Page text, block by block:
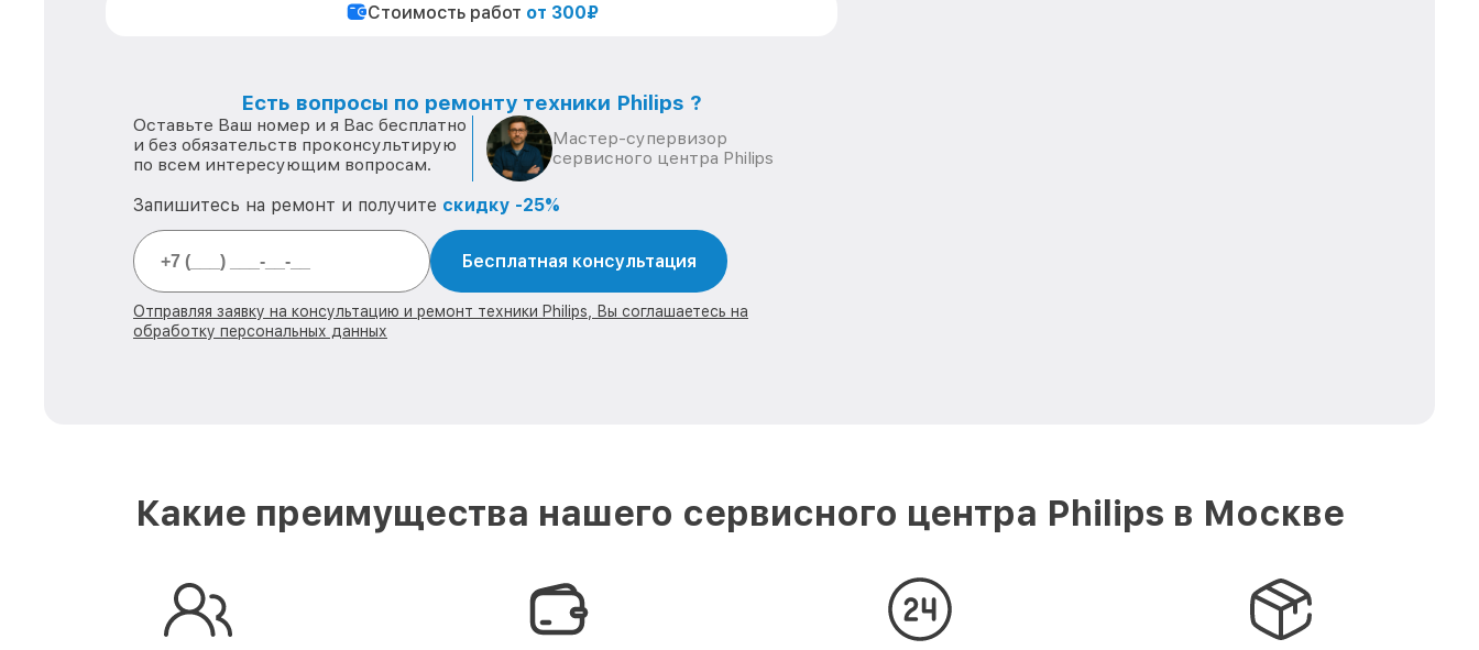
Стоимость работ от 300₽
Есть вопросы по ремонту техники Philips ?
Оставьте Ваш номер и я Вас бесплатно
и без обязательств проконсультирую
по всем интересующим вопросам.
Мастер-супервизор
сервисного центра Philips
Запишитесь на ремонт и получите скидку -25%
Бесплатная консультация
Отправляя заявку на консультацию и ремонт техники Philips, Вы соглашаетесь на
обработку персональных данных
Какие преимущества нашего сервисного центра Philips в Москве